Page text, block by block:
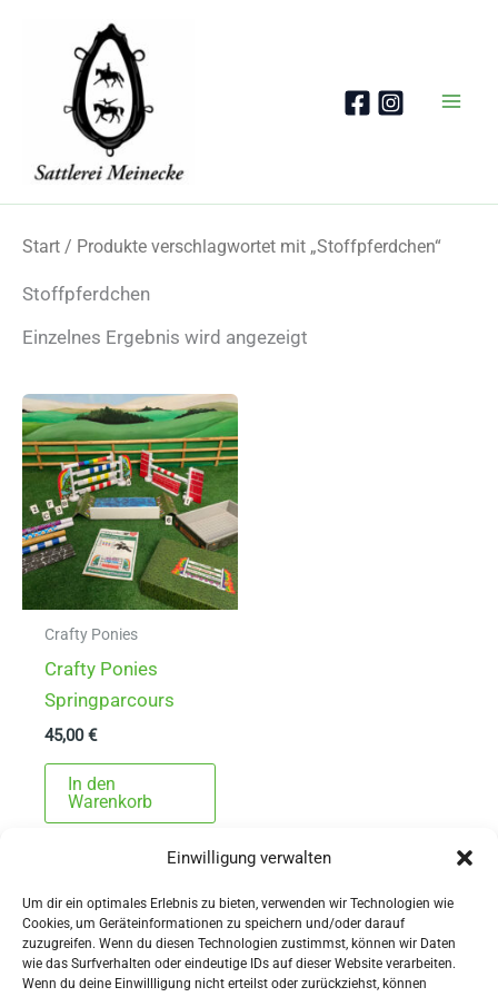
Einwilligung verwalten
Um dir ein optimales Erlebnis zu bieten, verwenden wir Technologien wie
Cookies, um Geräteinformationen zu speichern und/oder darauf
zuzugreifen. Wenn du diesen Technologien zustimmst, können wir Daten
wie das Surfverhalten oder eindeutige IDs auf dieser Website verarbeiten.
Wenn du deine Einwillligung nicht erteilst oder zurückziehst, können
Start / Produkte verschlagwortet mit „Stoffpferdchen“
Stoffpferdchen
Einzelnes Ergebnis wird angezeigt
Crafty Ponies
Crafty Ponies
Springparcours
45,00€
In den
Warenkorb